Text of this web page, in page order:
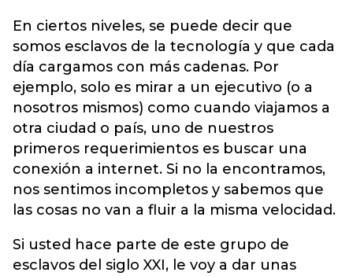
En ciertos niveles, se puede decir que
somos esclavos de la tecnología y que cada
día cargamos con más cadenas. Por
ejemplo, solo es mirar a un ejecutivo (o a
nosotros mismos) como cuando viajamos a
otra ciudad o país, uno de nuestros
primeros requerimientos es buscar una
conexión a internet. Si no la encontramos,
nos sentimos incompletos y sabemos que
las cosas no van a fluir a la misma velocidad.
Si usted hace parte de este grupo de
esclavos del siglo XXI, le voy a dar unas